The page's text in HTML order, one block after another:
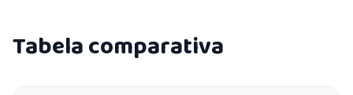
Tabela comparativa